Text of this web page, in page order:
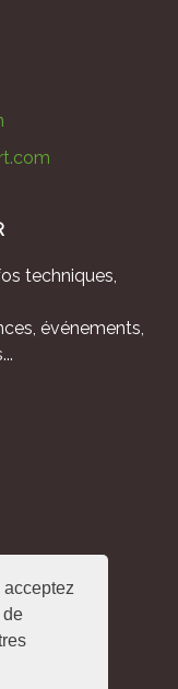
de
techniques,
événements,